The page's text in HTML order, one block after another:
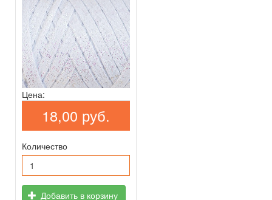
Цена:
18,00 руб.
Количество
Добавить в корзину